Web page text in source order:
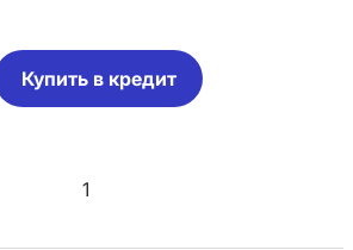
Купить в кредит
1